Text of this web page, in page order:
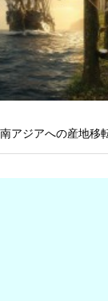
アジアへの産地移